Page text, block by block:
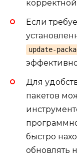
Если
update-
Для
пакетов
быстро
обновлять